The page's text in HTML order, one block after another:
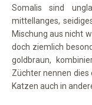
Somalis sind
mittellanges,
Mischung aus nicht
doch ziemlich
goldbraun,
Züchter nennen dies
Katzen auch in